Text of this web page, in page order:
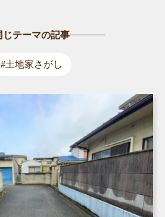
じテーマの記事
#土地家さがし